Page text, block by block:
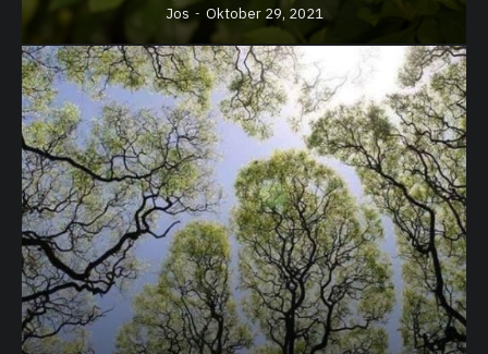
Jos Oktober 29, 2021